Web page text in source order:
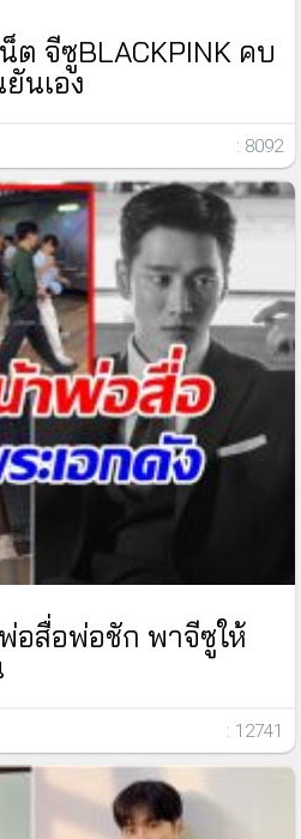
ต จีซูBLACKPINK คบ
นเอง
: 8092
อสื่อพ่อชัก พาจีซูให้
: 12741